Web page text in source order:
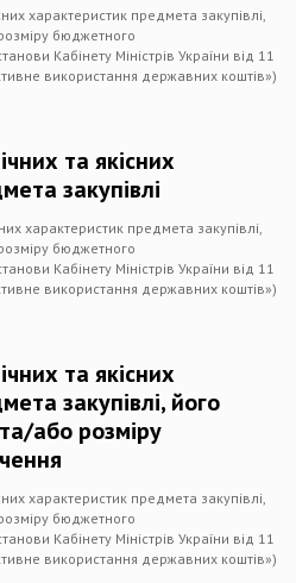
характеристик предмета закупівлі,
бюджетного
Кабінету Міністрів України від 11
використання державних коштів»)
та якісних
закупівлі
характеристик предмета закупівлі,
бюджетного
Кабінету Міністрів України від 11
використання державних коштів»)
та якісних
закупівлі, його
або розміру
характеристик предмета закупівлі,
бюджетного
Кабінету Міністрів України від 11
використання державних коштів»)